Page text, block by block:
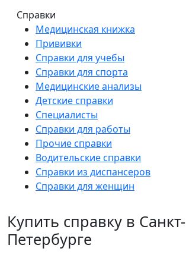
Справки
Медицинская книжка
Прививки
Справки для учебы
Справки для спорта
Медицинские анализы
Детские справки
Специалисты
Справки для работы
Прочие справки
Водительские справки
Справки из диспансеров
Справки для женщин
Купить справку в Санкт-
Петербурге